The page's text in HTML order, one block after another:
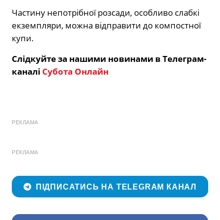
Частину непотрібної розсади, особливо слабкі
екземпляри, можна відправити до компостної
купи.
Слідкуйте за нашими новинами в Телеграм-
каналі Субота Онлайн
РЕКЛАМА
РЕКЛАМА
ПІДПИСАТИСЬ НА TELEGRAM КАНАЛ